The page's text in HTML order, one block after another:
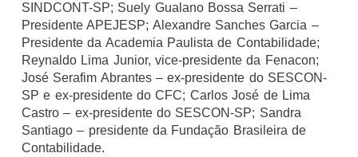
SINDCONT-SP; Suely Gualano Bossa Serrati –
Presidente APEJESP; Alexandre Sanches Garcia –
Presidente da Academia Paulista de Contabilidade;
Reynaldo Lima Junior, vice-presidente da Fenacon;
José Serafim Abrantes – ex-presidente do SESCON-
SP e ex-presidente do CFC; Carlos José de Lima
Castro – ex-presidente do SESCON-SP; Sandra
Santiago – presidente da Fundação Brasileira de
Contabilidade.